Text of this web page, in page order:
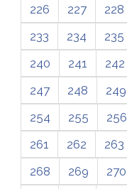
226
227 228
233
234 235
240
241 242
247
248 249
254
255 256
261
262 263
268
269 270